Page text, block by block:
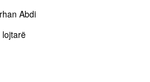
Abdi
lojtarë